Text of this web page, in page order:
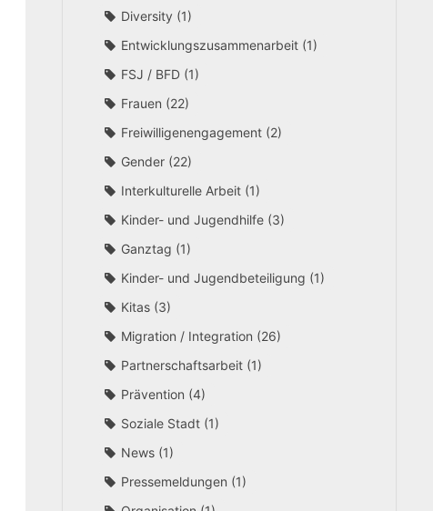
Diversity
1
Entwicklungszusammenarbeit 1
FSJ / BFD 1
Frauen
22
Freiwilligenengagement 2
Gender 22
Interkulturelle Arbeit 1
Kinder- und Jugendhilfe 3
Ganztag
1
Kinder- und Jugendbeteiligung
1
Kitas 3
Migration / Integration
26
Partnerschaftsarbeit 1
Prävention 4
Soziale Stadt 1
News 1
Pressemeldungen
1